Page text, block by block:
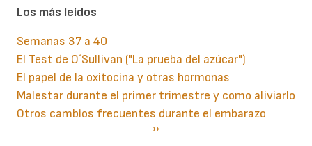
Los más leidos
Semanas 37 a 40
El Test de O´Sullivan ("La prueba del azúcar")
El papel de la oxitocina y otras hormonas
Malestar durante el primer trimestre y como aliviarlo
Otros cambios frecuentes durante el embarazo
Siguiente
››